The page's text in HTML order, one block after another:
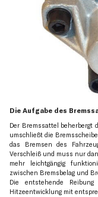
Die Aufgabe des
Der Bremssattel beherbergt
umschließt die
das Bremsen des
Verschleiß und muss nur
mehr leichtgängig
zwischen Bremsbelag und
Die entstehende
Hitzeentwicklung mit